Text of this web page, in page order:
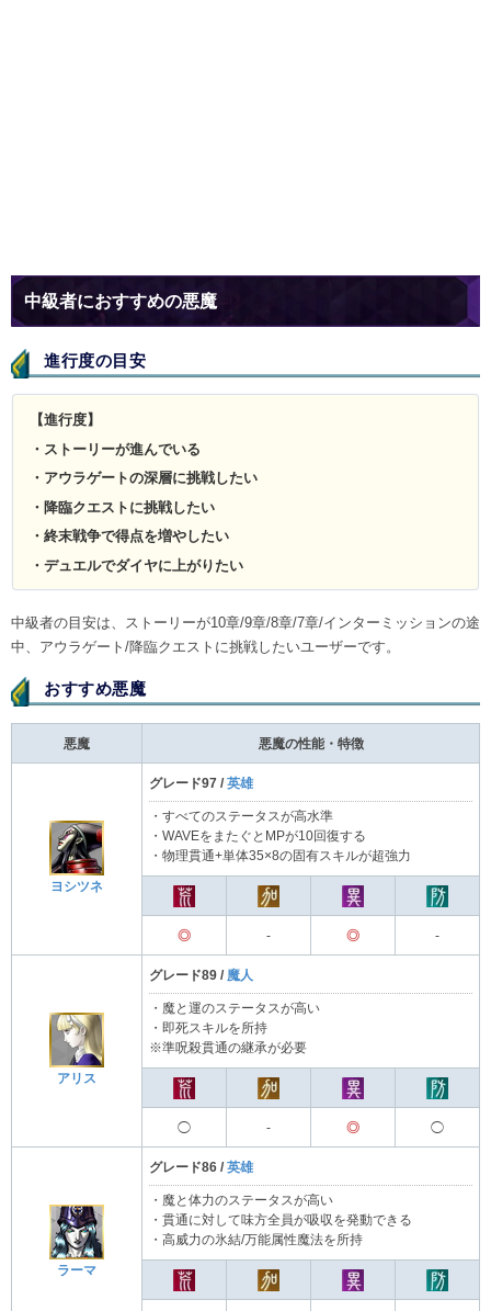
中級者におすすめの悪魔
進行度の目安
【進行度】
・ストーリーが進んでいる
・アウラゲートの深層に挑戦したい
・降臨クエストに挑戦したい
・終末戦争で得点を増やしたい
・デュエルでダイヤに上がりたい
中級者の目安は、ストーリーが10章/9章/8章/7章/インターミッションの途
中、アウラゲート/降臨クエストに挑戦したいユーザーです。
おすすめ悪魔​
悪魔 悪魔の性能・特徴
ヨシツネ
グレード97 / 英雄
・すべてのステータスが高水準
・WAVEをまたぐとMPが10回復する
・物理貫通+単体35×8の固有スキルが超強力
◎ - ◎ -
アリス
グレード89 / 魔人
・魔と運のステータスが高い
・即死スキルを所持
※準呪殺貫通の継承が必要
◯ - ◎ ◯
ラーマ
グレード86 / 英雄
・魔と体力のステータスが高い
・貫通に対して味方全員が吸収を発動できる
・高威力の氷結/万能属性魔法を所持